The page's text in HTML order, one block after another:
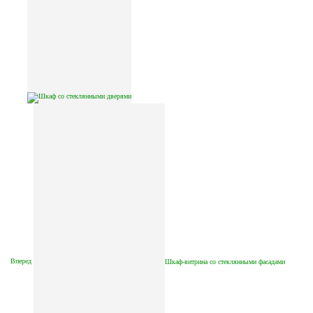
Вперед Шкаф-витрина со стеклянными фасадами